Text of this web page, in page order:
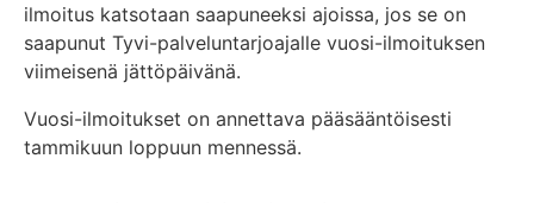
ilmoitus katsotaan saapuneeksi ajoissa, jos se on
saapunut Tyvi-palveluntarjoajalle vuosi-ilmoituksen
viimeisenä jättöpäivänä.
Vuosi-ilmoitukset on annettava pääsääntöisesti
tammikuun loppuun mennessä.